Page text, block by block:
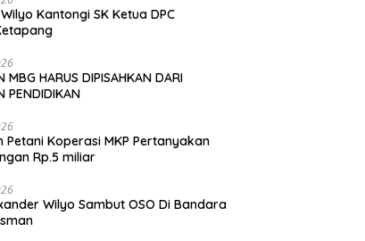
Kantongi SK Ketua DPC
MBG HARUS DIPISAHKAN DARI
PENDIDIKAN
Petani Koperasi MKP Pertanyakan
Rp.5 miliar
Wilyo Sambut OSO Di Bandara